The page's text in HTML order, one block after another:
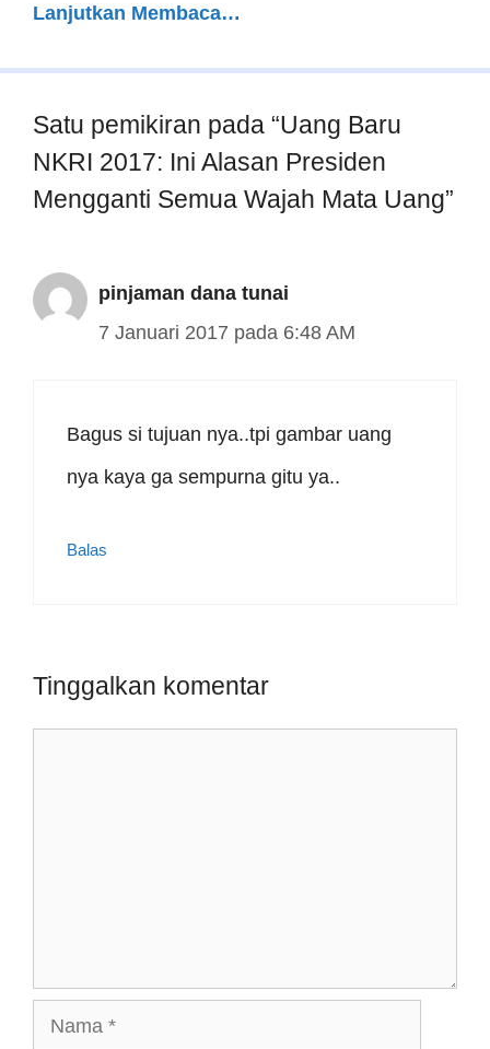
Lanjutkan Membaca…
Satu pemikiran pada “Uang Baru
NKRI 2017: Ini Alasan Presiden
Mengganti Semua Wajah Mata Uang”
pinjaman dana tunai
7 Januari 2017 pada 6:48 AM
Bagus si tujuan nya..tpi gambar uang
nya kaya ga sempurna gitu ya..
Balas
Tinggalkan komentar
Nama